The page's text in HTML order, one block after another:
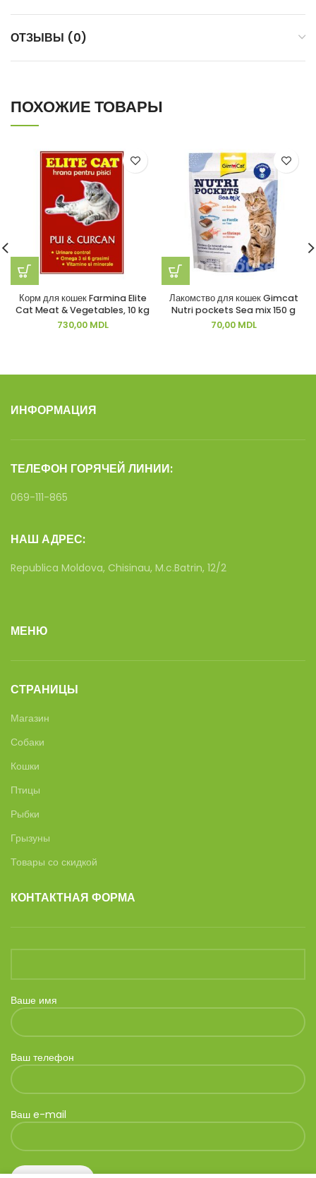
ОТЗЫВЫ (0)
ПОХОЖИЕ ТОВАРЫ
Корм для кошек Farmina Elite
Cat Meat & Vegetables, 10 kg
730,00 MDL
Лакомство для кошек Gimcat
Nutri pockets Sea mix 150 g
70,00 MDL
ИНФОРМАЦИЯ
ТЕЛЕФОН ГОРЯЧЕЙ ЛИНИИ:
069-111-865
НАШ АДРЕС:
Republica Moldova, Chisinau, M.c.Batrin, 12/2
МЕНЮ
СТРАНИЦЫ
Магазин
Собаки
Кошки
Птицы
Рыбки
Грызуны
Товары со скидкой
КОНТАКТНАЯ ФОРМА
Ваше имя
Ваш телефон
Ваш e-mail